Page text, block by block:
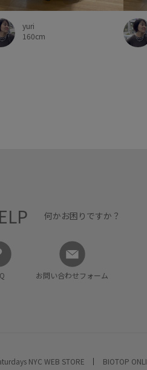
yuri
160cm
何かお困りですか？
お問い合わせフォーム
NYC WEB STORE BIOTOP